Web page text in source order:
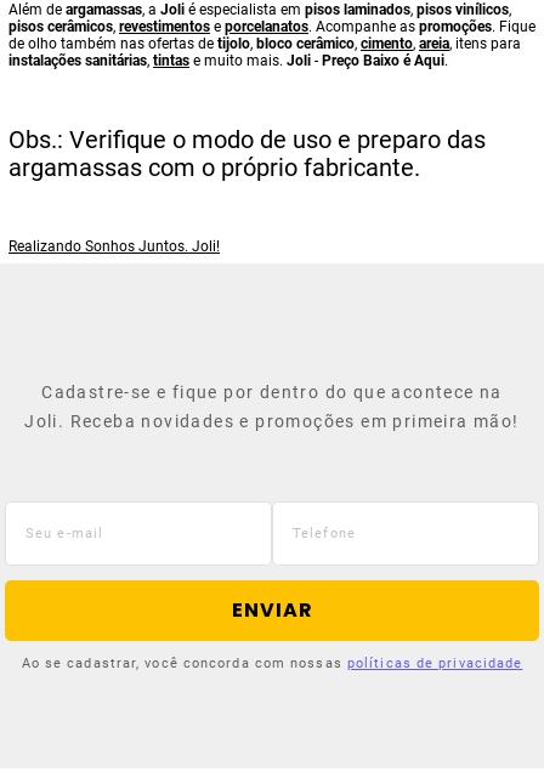
Além de argamassas, a Joli é especialista em pisos laminados, pisos vinílicos,
pisos cerâmicos, revestimentos e porcelanatos. Acompanhe as promoções. Fique
de olho também nas ofertas de tijolo, bloco cerâmico, cimento, areia, itens para
instalações sanitárias, tintas e muito mais. Joli - Preço Baixo é Aqui.
Obs.: Verifique o modo de uso e preparo das
argamassas com o próprio fabricante.
Realizando Sonhos Juntos. Joli!
Cadastre-se e fique por dentro do que acontece na
Joli. Receba novidades e promoções em primeira mão!
ENVIAR
Ao se cadastrar, você concorda com nossas políticas de privacidade